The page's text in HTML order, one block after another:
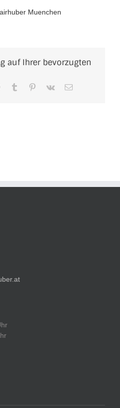
Muenchen
auf Ihrer bevorzugten
WhatsApp
Tumblr Pinterest
Vk
E-